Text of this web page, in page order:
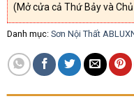
(Mở cửa cả Thứ Bảy và
Danh mục: Sơn Nội Thất